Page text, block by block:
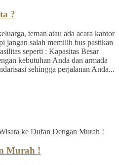
?
teman atau ada acara kantor
jangan salah memilih bus pastikan
seperti : Kapasitas Besar
kebutuhan Anda dan armada
sehingga perjalanan Anda...
ke Dufan Dengan Murah !
Murah !